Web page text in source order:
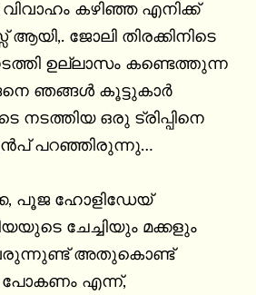
കഴിഞ്ഞ എനിക്ക്
ജോലി തിരക്കിനിടെ
ഉല്ലാസം കണ്ടെത്തുന്ന
ഞങ്ങൾ കൂട്ടുകാർ
നടത്തിയ ഒരു ട്രിപ്പിനെ
പറഞ്ഞിരുന്നു…
പൂജ ഹോളിഡേയ്
ചേച്ചിയും മക്കളും
വരുന്നുണ്ട് അതുകൊണ്ട്
പോകണം എന്ന്,